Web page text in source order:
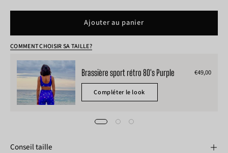
Ajouter au panier
COMMENT CHOISIR SA TAILLE?
Brassière sport rétro 80's Purple €49,00
Compléter le look
Conseil taille